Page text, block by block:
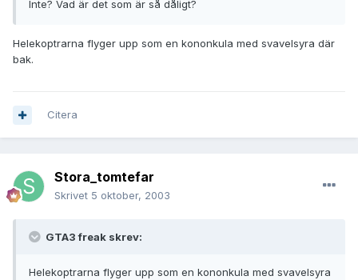
Inte? Vad är det som är så dåligt?
Helekoptrarna flyger upp som en kononkula med svavelsyra där
bak.
Citera
Stora_tomtefar
Skrivet 5 oktober, 2003
GTA3 freak skrev:
Helekoptrarna flyger upp som en kononkula med svavelsyra